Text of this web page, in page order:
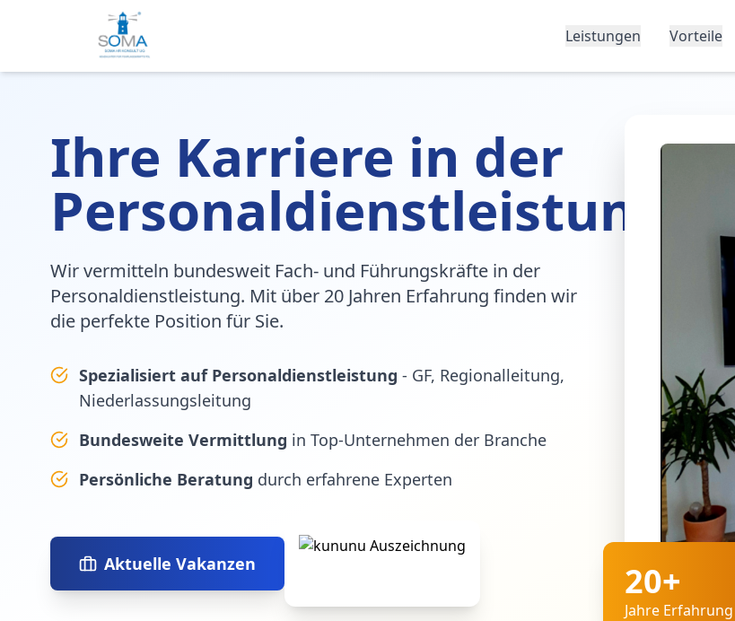
Leistungen Vorteile
Ihre Karriere in der
Personaldienstleistung
Wir vermitteln bundesweit Fach- und Führungskräfte in der
Personaldienstleistung. Mit über 20 Jahren Erfahrung finden wir
die perfekte Position für Sie.
Spezialisiert auf Personaldienstleistung - GF, Regionalleitung,
Niederlassungsleitung
Bundesweite Vermittlung in Top-Unternehmen der Branche
Persönliche Beratung durch erfahrene Experten
Aktuelle Vakanzen 20+
Jahre Erfahrung